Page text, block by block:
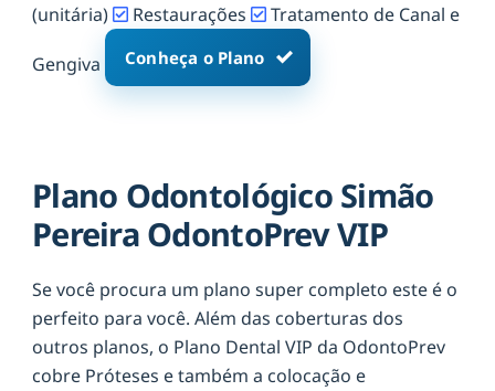
(unitária)
Restaurações Tratamento de Canal e
Gengiva Conheça o Plano
Plano Odontológico Simão
Pereira OdontoPrev VIP
Se você procura um plano super completo este é o
perfeito para você. Além das coberturas dos
outros planos, o Plano Dental VIP da OdontoPrev
cobre Próteses e também a colocação e